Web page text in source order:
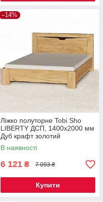
–14%
Ліжко полуторне Tobi Sho
LIBERTY ДСП, 1400х2000 мм
Дуб крафт золотий
В наявності
6 121 ₴ 7 093 ₴
Купити